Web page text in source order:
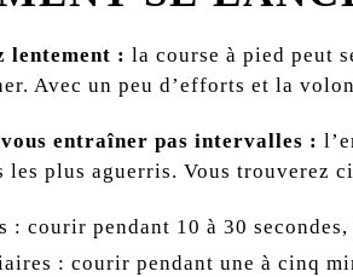
lentement : la course à pied peut
Avec un peu d’efforts et la
vous entraîner pas intervalles :
les plus aguerris. Vous trouverez
: courir pendant 10 à 30
: courir pendant une à cinq